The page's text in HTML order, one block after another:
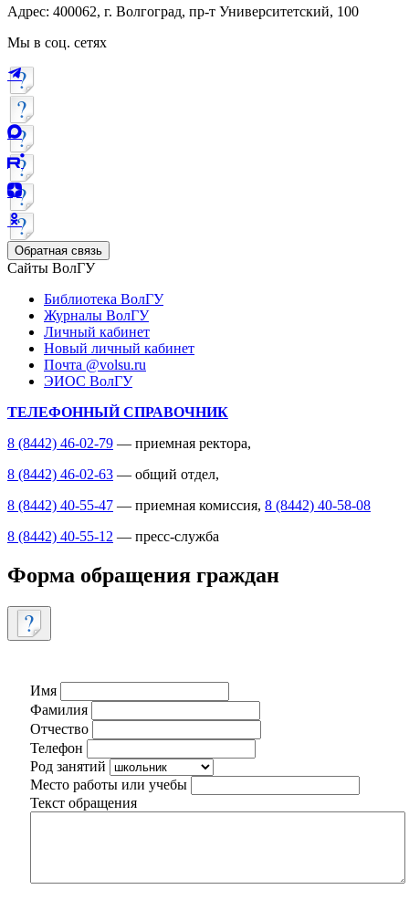
Адрес: 400062, г. Волгоград, пр-т Университетский, 100
Мы в соц. сетях
Обратная связь
Сайты ВолГУ
Библиотека ВолГУ
Журналы ВолГУ
Личный кабинет
Новый личный кабинет
Почта @volsu.ru
ЭИОС ВолГУ
ТЕЛЕФОННЫЙ СПРАВОЧНИК
8 (8442) 46-02-79 — приемная ректора,
8 (8442) 46-02-63 — общий отдел,
8 (8442) 40-55-47 — приемная комиссия, 8 (8442) 40-58-08
8 (8442) 40-55-12 — пресс-служба
Форма обращения граждан
Имя
Фамилия
Отчество
Телефон
Род занятий
Место работы или учебы
Текст обращения